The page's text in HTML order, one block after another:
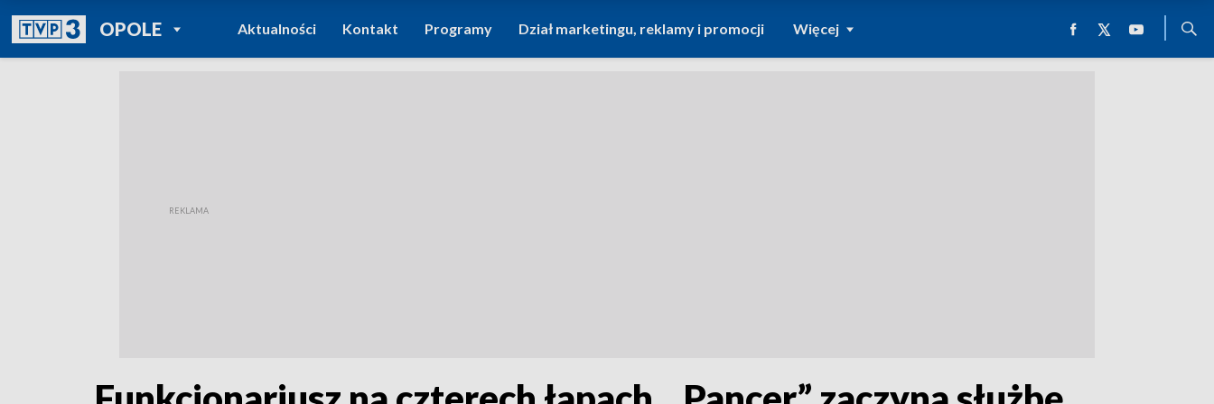
OPOLEPOWRÓT DO
TVP REGIONY
Aktualności Kontakt Programy Dział marketingu, reklamy i promocji Więcej